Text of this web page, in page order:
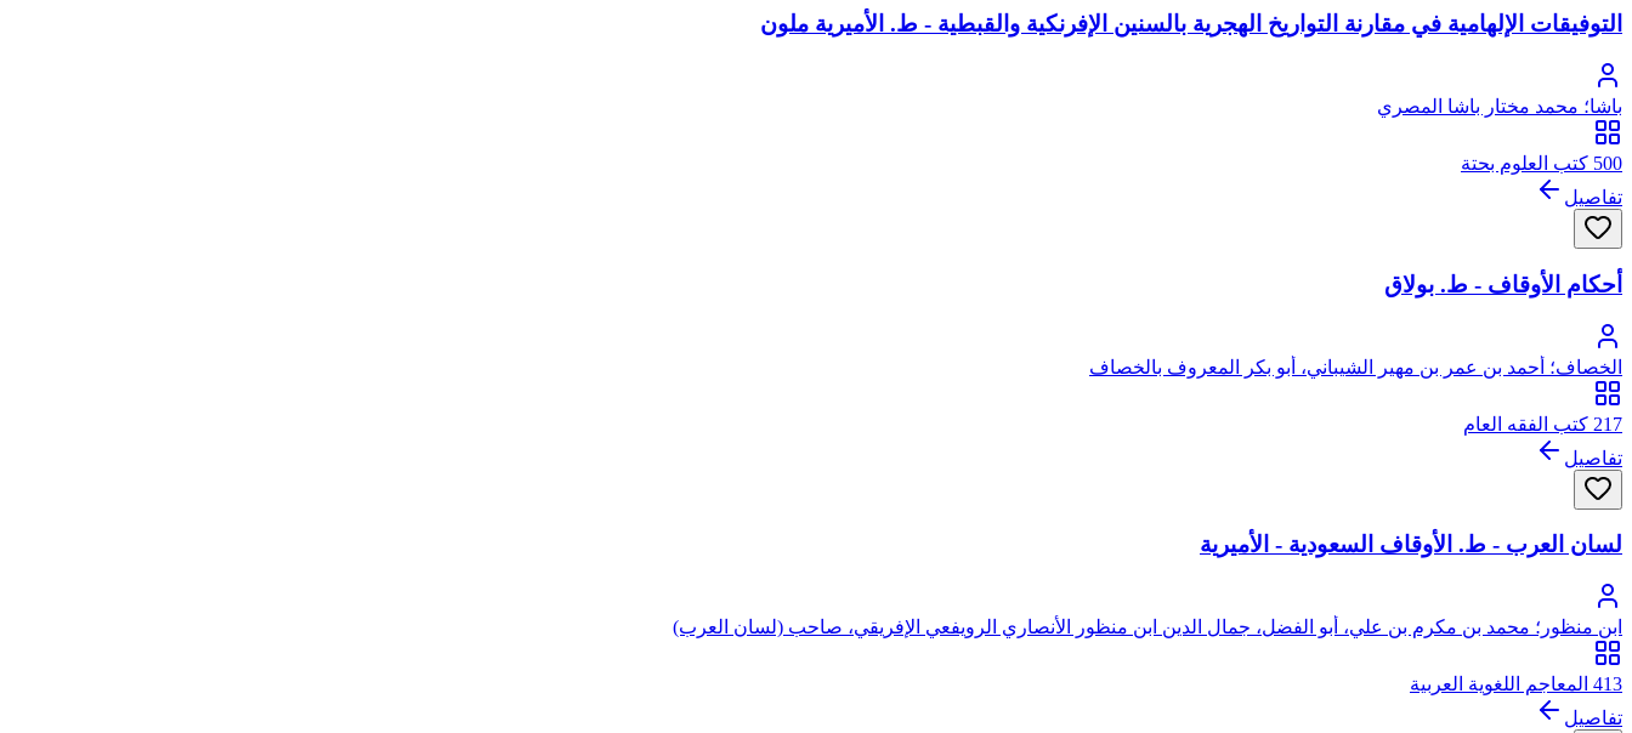
التوفيقات الإلهامية في مقارنة التواريخ الهجرية بالسنين الإفرنكية والقبطية - ط. الأميرية ملون
باشا؛ محمد مختار باشا المصري
500 كتب العلوم بحتة
تفاصيل
أحكام الأوقاف - ط. بولاق
الخصاف؛ أحمد بن عمر بن مهير الشيباني، أبو بكر المعروف بالخصاف
217 كتب الفقه العام
تفاصيل
لسان العرب - ط. الأوقاف السعودية - الأميرية
ابن منظور؛ محمد بن مكرم بن علي، أبو الفضل، جمال الدين ابن منظور الأنصاري الرويفعي الإفريقي، صاحب (لسان العرب)
413 المعاجم اللغوية العربية
تفاصيل